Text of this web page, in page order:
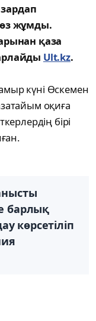
жұмды.
қаза
Ult.kz.
күні Өскемен
оқиға
бірі
барлық
көрсетіліп